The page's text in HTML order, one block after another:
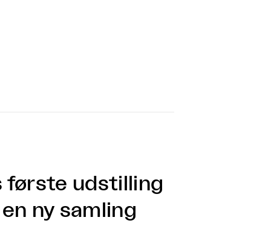
første udstilling
ny samling